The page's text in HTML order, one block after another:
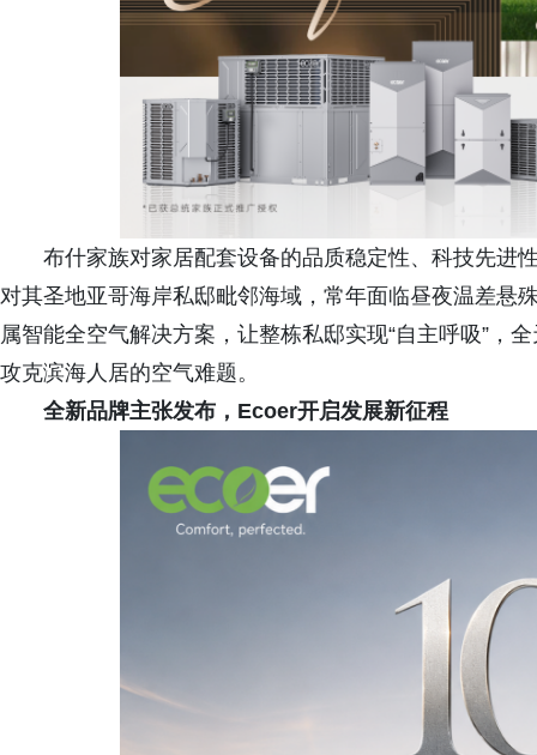
布什家族对家居配套设备的品质稳定性、科技先进
对其圣地亚哥海岸私邸毗邻海域，常年面临昼夜温差悬
属智能全空气解决方案，让整栋私邸实现“自主呼吸”，
攻克滨海人居的空气难题。
全新品牌主张发布，Ecoer开启发展新征程